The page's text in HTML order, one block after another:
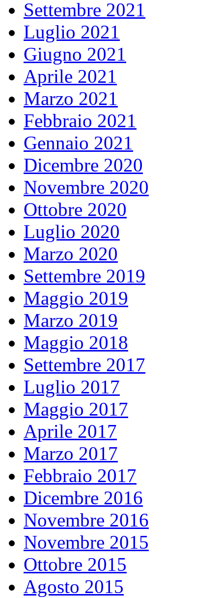
Settembre 2021
Luglio 2021
Giugno 2021
Aprile 2021
Marzo 2021
Febbraio 2021
Gennaio 2021
Dicembre 2020
Novembre 2020
Ottobre 2020
Luglio 2020
Marzo 2020
Settembre 2019
Maggio 2019
Marzo 2019
Maggio 2018
Settembre 2017
Luglio 2017
Maggio 2017
Aprile 2017
Marzo 2017
Febbraio 2017
Dicembre 2016
Novembre 2016
Novembre 2015
Ottobre 2015
Agosto 2015